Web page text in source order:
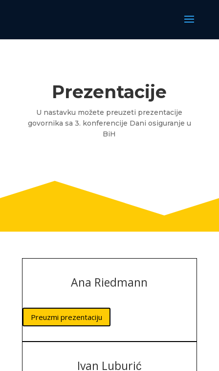
Prezentacije
U nastavku možete preuzeti prezentacije
govornika sa 3. konferencije Dani osiguranje u
BiH
Ana Riedmann
Preuzmi prezentaciju
Ivan Luburić